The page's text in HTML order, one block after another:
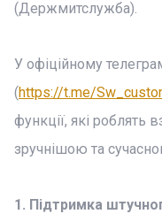
(Держмитслужба).
У офіційному
(https://t.me/
функції, які
зручнішою та
1. Підтримка